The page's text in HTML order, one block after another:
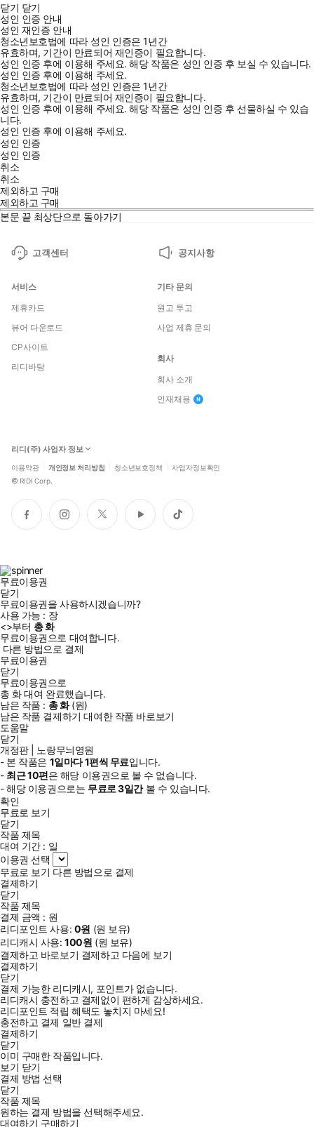
닫기 닫기
성인 인증 안내
성인 재인증 안내
청소년보호법에 따라 성인 인증은 1년간
유효하며, 기간이 만료되어 재인증이 필요합니다.
성인 인증 후에 이용해 주세요.해당 작품은 성인 인증 후 보실 수 있습니다.
성인 인증 후에 이용해 주세요.
청소년보호법에 따라 성인 인증은 1년간
유효하며, 기간이 만료되어 재인증이 필요합니다.
성인 인증 후에 이용해 주세요.해당 작품은 성인 인증 후 선물하실 수 있습
니다.
성인 인증 후에 이용해 주세요.
성인 인증
성인 인증
취소
취소
제외하고 구매
제외하고 구매
본문 끝 최상단으로 돌아가기
고객센터 공지사항
서비스
제휴카드
뷰어 다운로드
CP사이트
리디바탕
기타 문의
원고 투고
사업 제휴 문의
회사
회사 소개
인재채용
리디(주) 사업자 정보
이용약관 개인정보 처리방침 청소년보호정책 사업자정보확인
© RIDI Corp.
페
이
인
스
트
위
유
튜
틱
톡
무료이용권
닫기
무료이용권을 사용하시겠습니까?
사용 가능 : 장
<>부터 총화
무료이용권으로 대여합니다.
다른 방법으로 결제
무료이용권
닫기
무료이용권으로
총 화대여 완료했습니다.
남은 작품 : 총화(원)
남은 작품 결제하기 대여한 작품 바로보기
도움말
닫기
개정판 | 노랑무늬영원
- 본 작품은 1일마다1편씩 무료입니다.
- 최근10편은 해당 이용권으로 볼 수 없습니다.
- 해당 이용권으로는 무료로3일간볼 수 있습니다.
확인
무료로 보기
닫기
작품 제목
대여 기간 : 일
이용권 선택
무료로 보기 다른 방법으로 결제
결제하기
닫기
작품 제목
결제 금액 : 원
리디포인트 사용: 0원 (원 보유)
리디캐시 사용:100원 (원 보유)
결제하고 바로보기 결제하고 다음에 보기
결제하기
닫기
결제 가능한 리디캐시, 포인트가 없습니다.
리디캐시 충전하고 결제없이 편하게 감상하세요.
리디포인트 적립 혜택도 놓치지 마세요!
충전하고 결제 일반 결제
결제하기
닫기
이미 구매한 작품입니다.
보기 닫기
결제 방법 선택
닫기
작품 제목
원하는 결제 방법을 선택해주세요.
대여하기 구매하기